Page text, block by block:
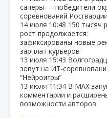
сапёры — победители
соревнований Росгвардии
14 июля 10:48 150 тысяч
рост продолжается:
зафиксированы новые
зарплат курьеров
13 июля 15:43
зовут на
“Нейроигры”
13 июля 11:34 В МАХ
комментарии и
возможности авторов